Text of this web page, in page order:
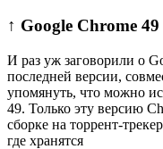
↑ Google Chrome 49
И раз уж заговорили о
последней версии,
упомянуть, что можно
49. Только эту версию
сборке на торрент-
где хранятся